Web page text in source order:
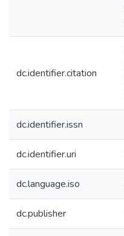
dc.identifier.citation
dc.identifier.issn
dc.identifier.uri
dc.language.iso
dc.publisher